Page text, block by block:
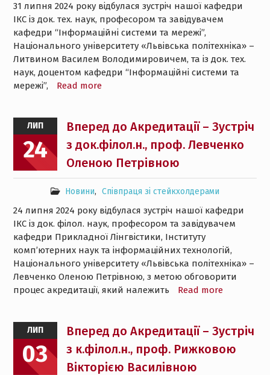
31 липня 2024 року відбулася зустріч нашої кафедри
ІКС із док. тех. наук, професором та завідувачем
кафедри “Інформаційні системи та мережі”,
Національного університету «Львівська політехніка» –
Литвином Василем Володимировичем, та із док. тех.
наук, доцентом кафедри “Інформаційні системи та
мережі”,
Read more
ЛИП
24
Вперед до Акредитації – Зустріч
з док.філол.н., проф. Левченко
Оленою Петрівною
Новини, Співпраця зі стейкхолдерами
24 липня 2024 року відбулася зустріч нашої кафедри
ІКС із док. філол. наук, професором та завідувачем
кафедри Прикладної Лінгвістики, Інституту
комп’ютерних наук та інформаційних технологій,
Національного університету «Львівська політехніка» –
Левченко Оленою Петрівною, з метою обговорити
процес акредитації, який належить
Read more
ЛИП
03
Вперед до Акредитації – Зустріч
з к.філол.н., проф. Рижковою
Вікторією Василівною